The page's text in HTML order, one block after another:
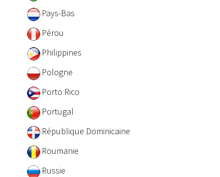
Pays-Bas
Pérou
Philippines
Pologne
Porto Rico
Portugal
République Dominicaine
Roumanie
Russie